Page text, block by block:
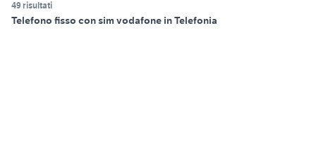
49 risultati
Telefono fisso con sim vodafone in Telefonia